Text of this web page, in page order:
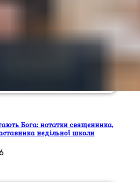
Бога: нотатки священника,
недільної школи